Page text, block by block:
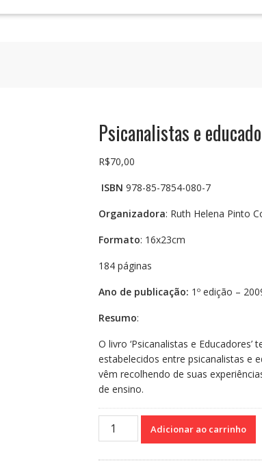
Psicanalistas e
R$70,00
ISBN 978-85-7854-080-7
Organizadora: Ruth Helena Pinto
Formato: 16x23cm
184 páginas
Ano de publicação: 1º edição –
Resumo:
O livro ‘Psicanalistas e
estabelecidos entre psicanalistas e
vêm recolhendo de suas
de ensino.
Psicanalistas
Adicionar ao carrinho